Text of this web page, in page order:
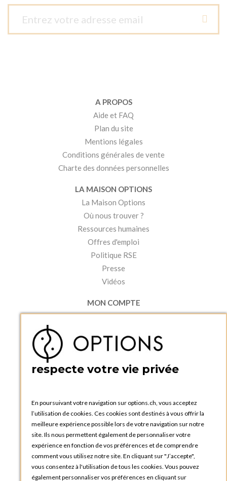
A PROPOS
Aide et FAQ
Plan du site
Mentions légales
Conditions générales de vente
Charte des données personnelles
LA MAISON OPTIONS
La Maison Options
Où nous trouver ?
Ressources humaines
Offres d'emploi
Politique RSE
Presse
Vidéos
MON COMPTE
Accéder à mon compte
Créer un compte
PRATIQUE
Catalogues et bons de commande
Tutoriels
OPTIONS GENÈVE
respecte votre vie privée
En poursuivant votre navigation sur options.ch, vous acceptez
l’utilisation de cookies. Ces cookies sont destinés à vous offrir la
meilleure expérience possible lors de votre navigation sur notre
site. Ils nous permettent également de personnaliser votre
expérience en fonction de vos préférences et de comprendre
comment vous utilisez notre site. En cliquant sur "J’accepte",
vous consentez à l'utilisation de tous les cookies. Vous pouvez
également personnaliser vos préférences en cliquant sur